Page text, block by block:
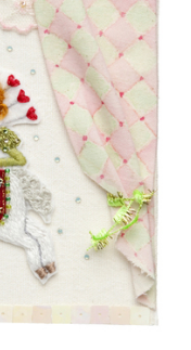
ログラム
特典を無料で楽し